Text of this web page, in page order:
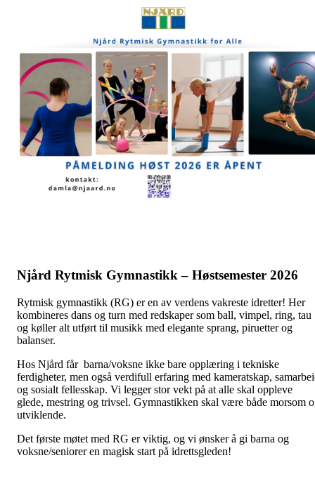
Njård Rytmisk Gymnastikk – Høstsemester 2026
Rytmisk gymnastikk (RG) er en av verdens vakreste idretter! Her
kombineres dans og turn med redskaper som ball, vimpel, ring, tau
og køller alt utført til musikk med elegante sprang, piruetter og
balanser.
Hos Njård får barna/voksne ikke bare opplæring i tekniske
ferdigheter, men også verdifull erfaring med kameratskap,
og sosialt fellesskap. Vi legger stor vekt på at alle skal oppleve
glede, mestring og trivsel. Gymnastikken skal være både morsom
utviklende.
Det første møtet med RG er viktig, og vi ønsker å gi barna og
voksne/seniorer en magisk start på idrettsgleden!